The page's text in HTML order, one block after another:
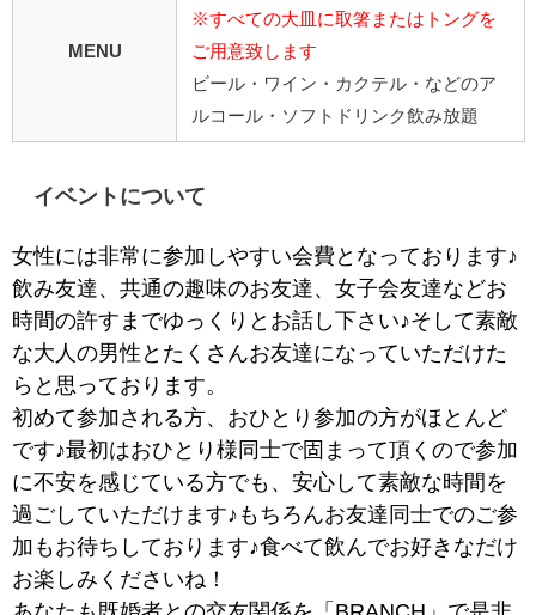
MENU
※すべての大皿に取箸またはトングを
ご用意致します
ビール・ワイン・カクテル・などのア
ルコール・ソフトドリンク飲み放題
イベントについて
女性には非常に参加しやすい会費となっております♪
飲み友達、共通の趣味のお友達、女子会友達などお
時間の許すまでゆっくりとお話し下さい♪そして素敵
な大人の男性とたくさんお友達になっていただけた
らと思っております。
初めて参加される方、おひとり参加の方がほとんど
です♪最初はおひとり様同士で固まって頂くので参加
に不安を感じている方でも、安心して素敵な時間を
過ごしていただけます♪もちろんお友達同士でのご参
加もお待ちしております♪食べて飲んでお好きなだけ
お楽しみくださいね！